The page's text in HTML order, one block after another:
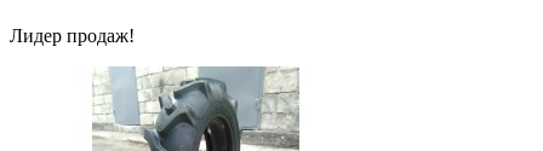
Лидер продаж!